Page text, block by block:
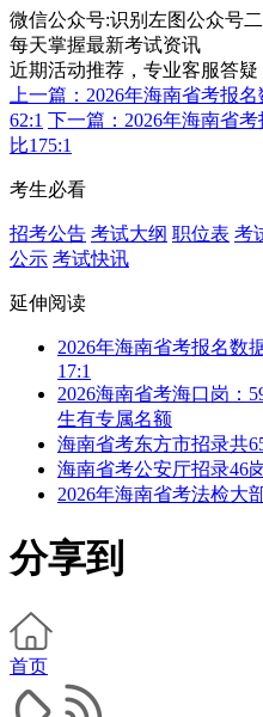
微信公众号:识别左图公众号
每天掌握最新考试资讯
近期活动推荐，专业客服答疑
上一篇：2026年海南省考报
62:1 下一篇：2026年海南省
比175:1
考生必看
招考公告 考试大纲 职位表 考
公示 考试快讯
延伸阅读
2026年海南省考报名数
17:1
2026海南省考海口岗：
生有专属名额
海南省考东方市招录共
海南省考公安厅招录46
2026年海南省考法检大
分享到
首页